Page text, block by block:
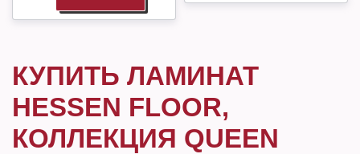
КУПИТЬ ЛАМИНАТ
HESSEN FLOOR,
КОЛЛЕКЦИЯ QUEEN